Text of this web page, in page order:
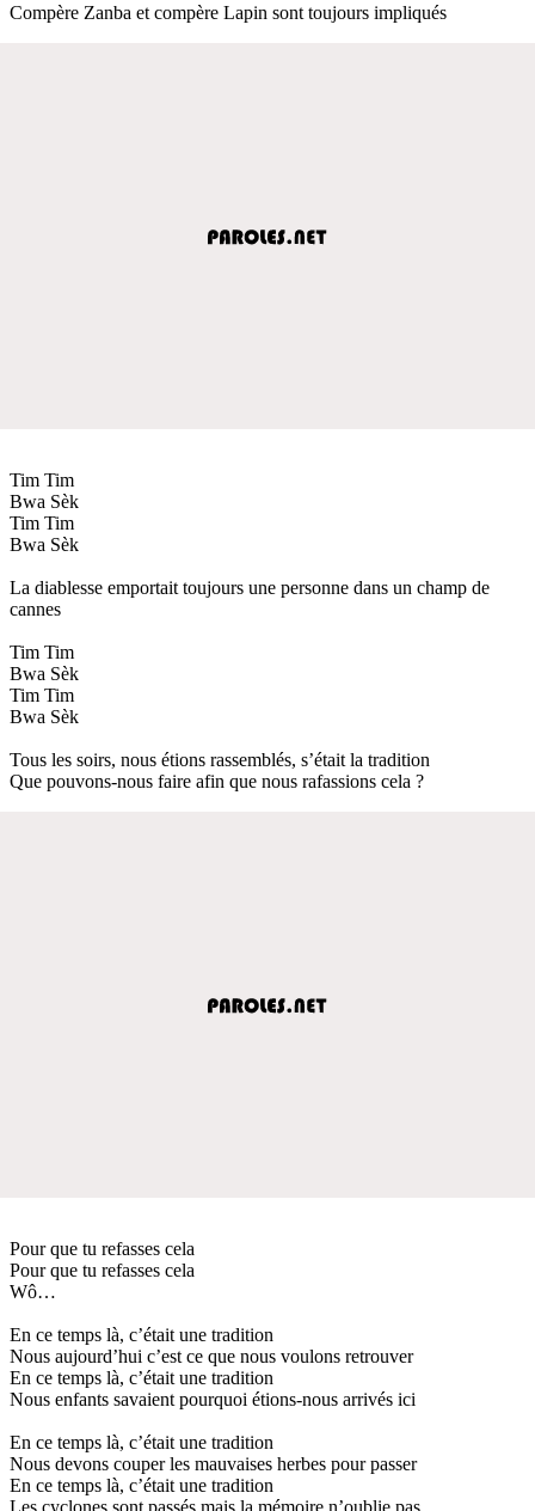
Compère Zanba et compère Lapin sont toujours impliqués
Tim Tim
Bwa Sèk
Tim Tim
Bwa Sèk
La diablesse emportait toujours une personne dans un champ de
cannes
Tim Tim
Bwa Sèk
Tim Tim
Bwa Sèk
Tous les soirs, nous étions rassemblés, s’était la tradition
Que pouvons-nous faire afin que nous rafassions cela ?
Pour que tu refasses cela
Pour que tu refasses cela
Wô…
En ce temps là, c’était une tradition
Nous aujourd’hui c’est ce que nous voulons retrouver
En ce temps là, c’était une tradition
Nous enfants savaient pourquoi étions-nous arrivés ici
En ce temps là, c’était une tradition
Nous devons couper les mauvaises herbes pour passer
En ce temps là, c’était une tradition
Les cyclones sont passés mais la mémoire n’oublie pas